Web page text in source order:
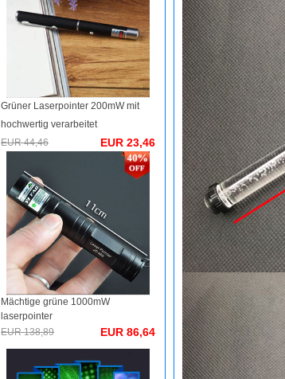
Grüner Laserpointer 200mW mit
hochwertig verarbeitet
EUR 44,46
EUR 23,46
Mächtige grüne 1000mW
laserpointer
EUR 138,89
EUR 86,64